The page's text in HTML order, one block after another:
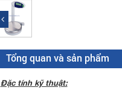
Tổng quan và sản phẩm
Đặc tính kỹ thuật: